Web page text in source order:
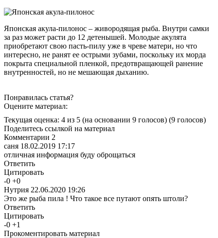
Японская акула-пилонос – живородящая рыба. Внутри самки
за раз может расти до 12 детенышей. Молодые акулята
приобретают свою пасть-пилу уже в чреве матери, но что
интересно, не ранят ее острыми зубами, поскольку их морда
покрыта специальной пленкой, предотвращающей ранение
внутренностей, но не мешающая дыханию.
Понравилась статья?
Оцените материал:
Текущая оценка: 4 из 5 (на основании 9 голосов) (9 голосов)
Поделитесь ссылкой на материал
Комментарии 2
саня 18.02.2019 17:17
отличная информация буду оброщаться
Ответить
Цитировать
-0 +0
Нутрия 22.06.2020 19:26
Это же рыба пила ! Что такое все путают опять штоли?
Ответить
Цитировать
-0 +1
Прокоментировать материал